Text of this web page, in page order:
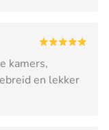
kamers,
en lekker